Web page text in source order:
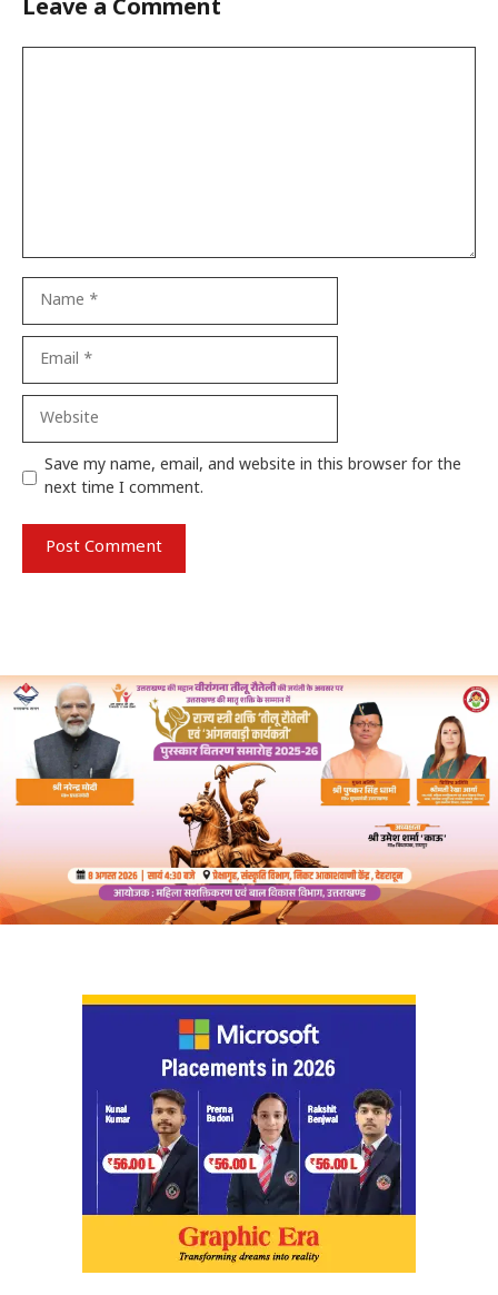
Leave a Comment
Website
Save my name, email, and website in this browser for the
next time I comment.